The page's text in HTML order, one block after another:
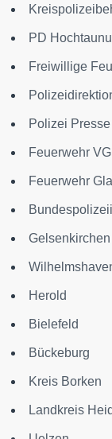
PD
Freiwillige
Polizei Presse
Feuerwehr
Feuerwehr
Gelsenkirchen
Herold
Bielefeld
Bückeburg
Kreis Borken
Landkreis